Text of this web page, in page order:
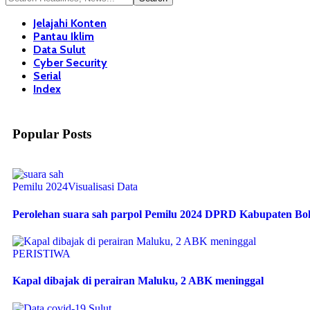
Jelajahi Konten
Pantau Iklim
Data Sulut
Cyber Security
Serial
Index
Popular Posts
Pemilu 2024Visualisasi Data
Perolehan suara sah parpol Pemilu 2024 DPRD Kabupaten
PERISTIWA
Kapal dibajak di perairan Maluku, 2 ABK meninggal